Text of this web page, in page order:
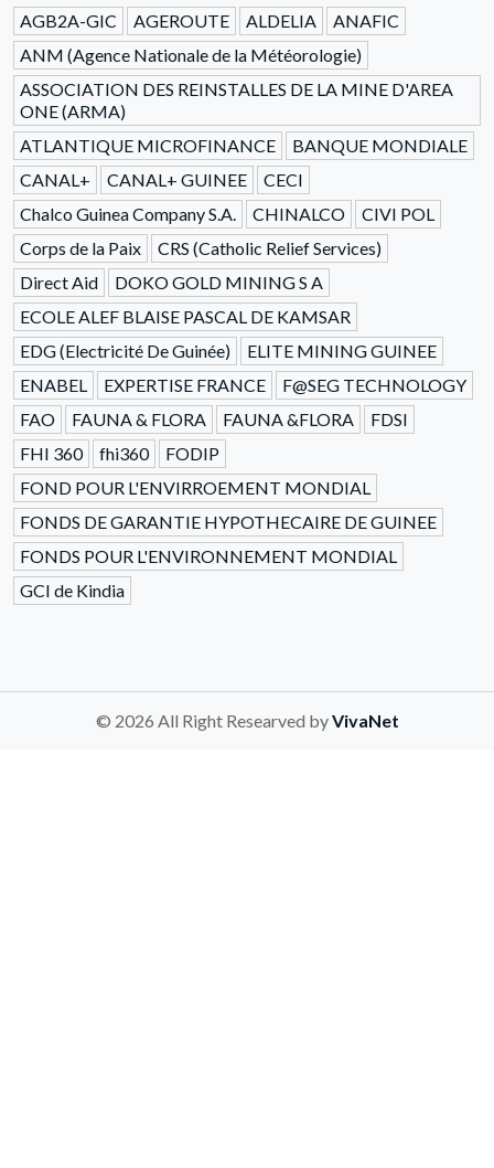
AGB2A-GIC AGEROUTE ALDELIA
ANAFIC
ANM (Agence Nationale de la Météorologie)
ASSOCIATION DES REINSTALLES DE LA MINE D'AREA
ONE (ARMA)
ATLANTIQUE MICROFINANCE
BANQUE MONDIALE
CANAL+
CANAL+ GUINEE
CECI
Chalco Guinea Company S.A.
CHINALCO
CIVI POL
Corps de la Paix
CRS (Catholic Relief Services)
Direct Aid
DOKO GOLD MINING S A
ECOLE ALEF BLAISE PASCAL DE KAMSAR
EDG (Electricité De Guinée)
ELITE MINING GUINEE
ENABEL
EXPERTISE FRANCE
F@SEG TECHNOLOGY
FAO
FAUNA & FLORA FAUNA &FLORA
FDSI
FHI 360
fhi360
FODIP
FOND POUR L'ENVIRROEMENT MONDIAL
FONDS DE GARANTIE HYPOTHECAIRE DE GUINEE
FONDS POUR L'ENVIRONNEMENT MONDIAL
GCI de Kindia
© 2026 All Right Researved byVivaNet